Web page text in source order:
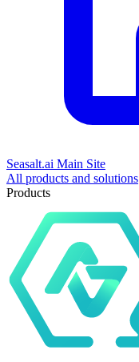
Seasalt.ai Main Site
All products and solutions
Products